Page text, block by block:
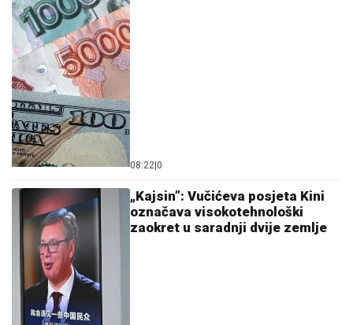
08:22|0
„Kajsin”: Vučićeva posjeta Kini
označava visokotehnološki
zaokret u saradnji dvije zemlje